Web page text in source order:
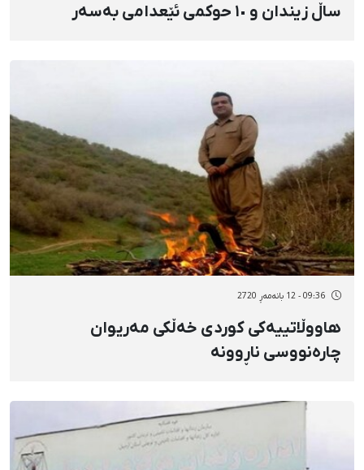
ساڵ زیندان و ١٠ حوکمی ئێعدامی بەسەر
09:36 - 12 بانەمەڕ 2720
هاووڵاتییەکی کوردی خەڵکی مەریوان
چارەنووسی ناڕوونە